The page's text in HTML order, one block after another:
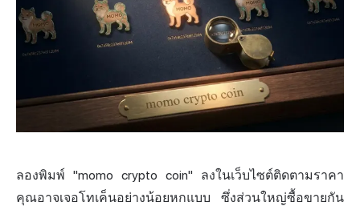
ลองพิมพ์ "momo crypto coin" ลงในเว็บไซต์ติดตามราคา
คุณอาจเจอโทเค็นอย่างน้อยหกแบบ ซึ่งส่วนใหญ่ซื้อขายกัน